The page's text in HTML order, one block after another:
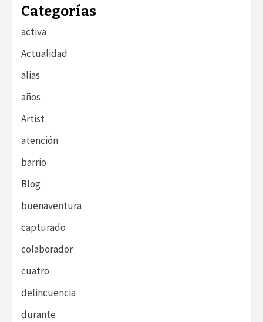
Categorías
activa
Actualidad
alias
años
Artist
atención
barrio
Blog
buenaventura
capturado
colaborador
cuatro
delincuencia
durante